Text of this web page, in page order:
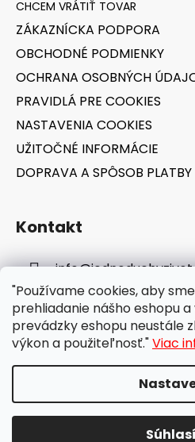
"Používame cookies, aby
prehliadanie nášho eshopu
prevádzky eshopu neustále
výkon a použiteľnosť."Viac
ZÁKAZNÍCKA PODPORA
OBCHODNÉ PODMIENKY
OCHRANA OSOBNÝCH
PRAVIDLÁ PRE COOKIES
NASTAVENIA COOKIES
UŽITOČNÉ INFORMÁCIE
DOPRAVA A SPÔSOB PLATBY
Kontakt
info@
E-shop: 0948 647 767
Vytvoril